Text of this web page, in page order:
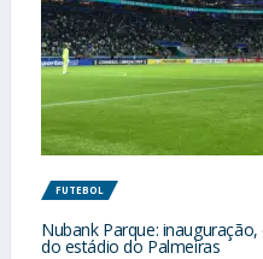
FUTEBOL
Nubank Parque:
do estádio do Palmeiras